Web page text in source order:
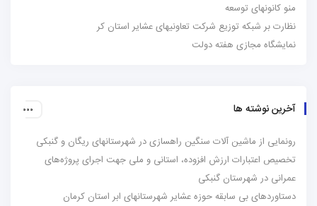
منو کانونهای توسعه
نظارت بر شبکه توزیع شرکت تعاونیهای عشایر استان کر
نمایشگاه مجازی هفته دولت
آخرین نوشته ها
رونمایی از ماشین آلات سنگین راهسازی در شهرستانهای ریگان و گنبکی
تخصیص اعتبارات ارزش افزوده، استانی و ملی جهت اجرای پروژه‌های
عمرانی در شهرستان گنبکی
دستاوردهای بی سابقه حوزه عشایر شهرستانهای ابر استان کرمان